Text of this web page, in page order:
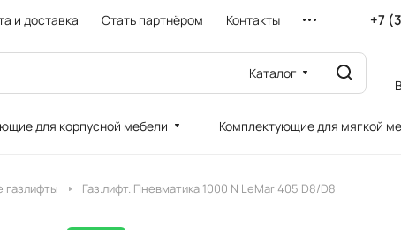
и доставка Стать партнёром Контакты +7
Каталог
для корпусной мебели Комплектующие для мягкой
Газ.лифт. Пневматика 1000 N LeMar 405 D8/D8